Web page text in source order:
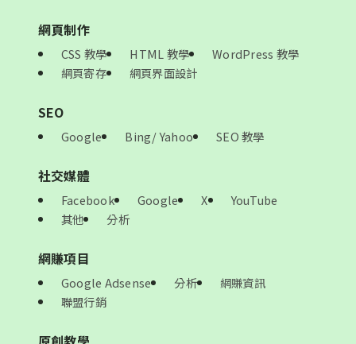
網頁制作
CSS 教學 HTML 教學
WordPress 教學
網頁寄存
網頁界面設計
SEO
Google Bing/ Yahoo SEO 教學
社交媒體
Facebook Google X
YouTube
其他
分析
網賺項目
Google Adsense 分析
網賺資訊
聯盟行銷